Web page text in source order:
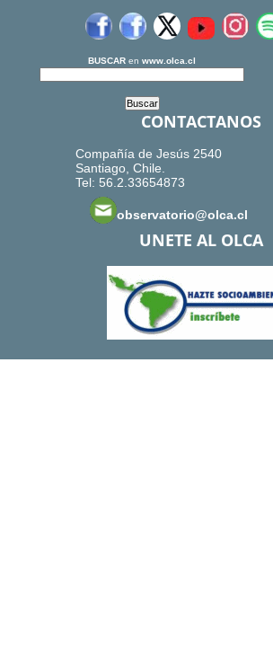
BUSCAR en www.olca.cl
CONTACTANOS
Compañía de Jesús 2540
Santiago, Chile.
Tel: 56.2.33654873
observatorio@olca.cl
UNETE AL OLCA